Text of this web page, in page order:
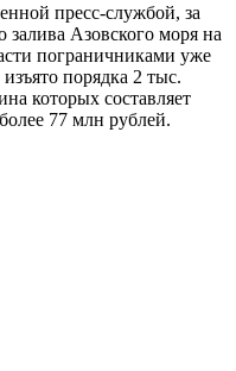
пресс-службой, за
залива Азовского моря на
пограничниками уже
порядка 2 тыс.
которых составляет
77 млн рублей.